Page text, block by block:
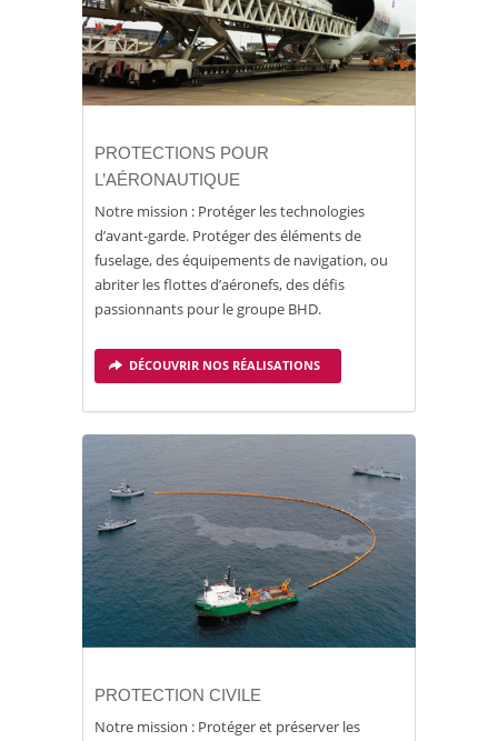
PROTECTIONS POUR
L’AÉRONAUTIQUE
Notre mission : Protéger les technologies
d’avant-garde. Protéger des éléments de
fuselage, des équipements de navigation, ou
abriter les flottes d’aéronefs, des défis
passionnants pour le groupe BHD.
DÉCOUVRIR NOS RÉALISATIONS
PROTECTION CIVILE
Notre mission : Protéger et préserver les